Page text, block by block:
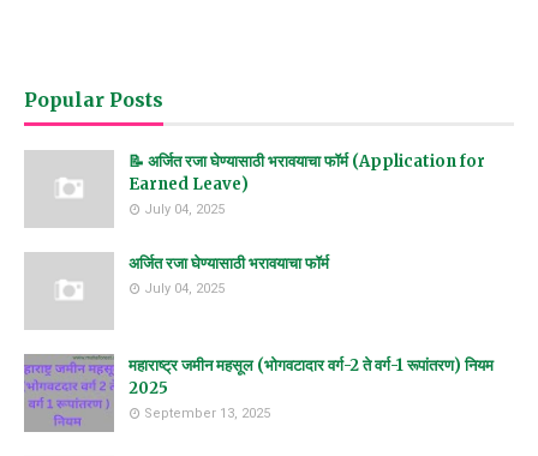
Popular Posts
📝 अर्जित रजा घेण्यासाठी भरावयाचा फॉर्म (Application for
Earned Leave)
July 04, 2025
अर्जित रजा घेण्यासाठी भरावयाचा फॉर्म
July 04, 2025
महाराष्ट्र जमीन महसूल (भोगवटादार वर्ग-2 ते वर्ग-1 रूपांतरण) नियम
2025
September 13, 2025